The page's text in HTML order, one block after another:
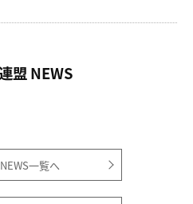
盟 NEWS
一覧へ